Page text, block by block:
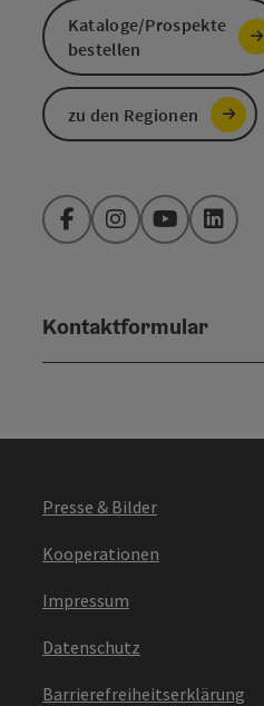
Kataloge/Prospekte
bestellen
zu den Regionen
FacebookInstagramYouTube
Kontaktformular
Presse & Bilder
Kooperationen
Impressum
Datenschutz
Barrierefreiheitserklärung